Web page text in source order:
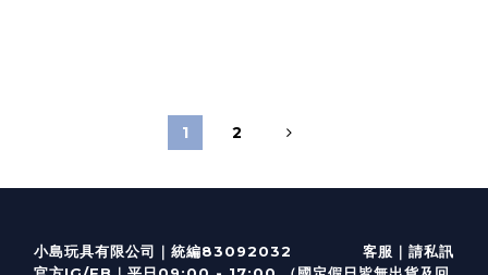
1 2
小島玩具有限公司｜統編83092032 客服 ｜ 請私訊